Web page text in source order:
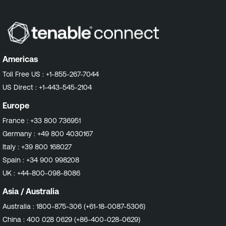
Americas
Toll Free US : +1-855-267-7044
US Direct : +1-443-545-2104
Europe
France : +33 800 736951
Germany : +49 800 4030167
Italy : +39 800 168027
Spain : +34 900 998208
UK : +44-800-098-8086
Asia / Australia
Australia : 1800-875-306 (+61-18-0087-5306)
China : 400 028 0629 (+86-400-028-0629)